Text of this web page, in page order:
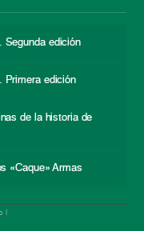
Segunda edición
Primera edición
de la historia de
«Caque» Armas
|